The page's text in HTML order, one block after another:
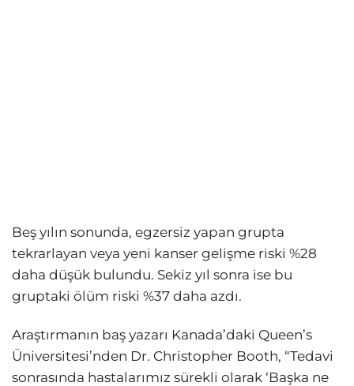
Beş yılın sonunda, egzersiz yapan grupta
tekrarlayan veya yeni kanser gelişme riski %28
daha düşük bulundu. Sekiz yıl sonra ise bu
gruptaki ölüm riski %37 daha azdı.
Araştırmanın baş yazarı Kanada’daki Queen’s
Üniversitesi’nden Dr. Christopher Booth, “Tedavi
sonrasında hastalarımız sürekli olarak ‘Başka ne